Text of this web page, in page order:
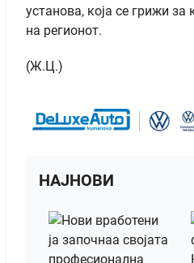
установа, која се грижи за
на регионот.
(Ж.Ц.)
НАЈНОВИ